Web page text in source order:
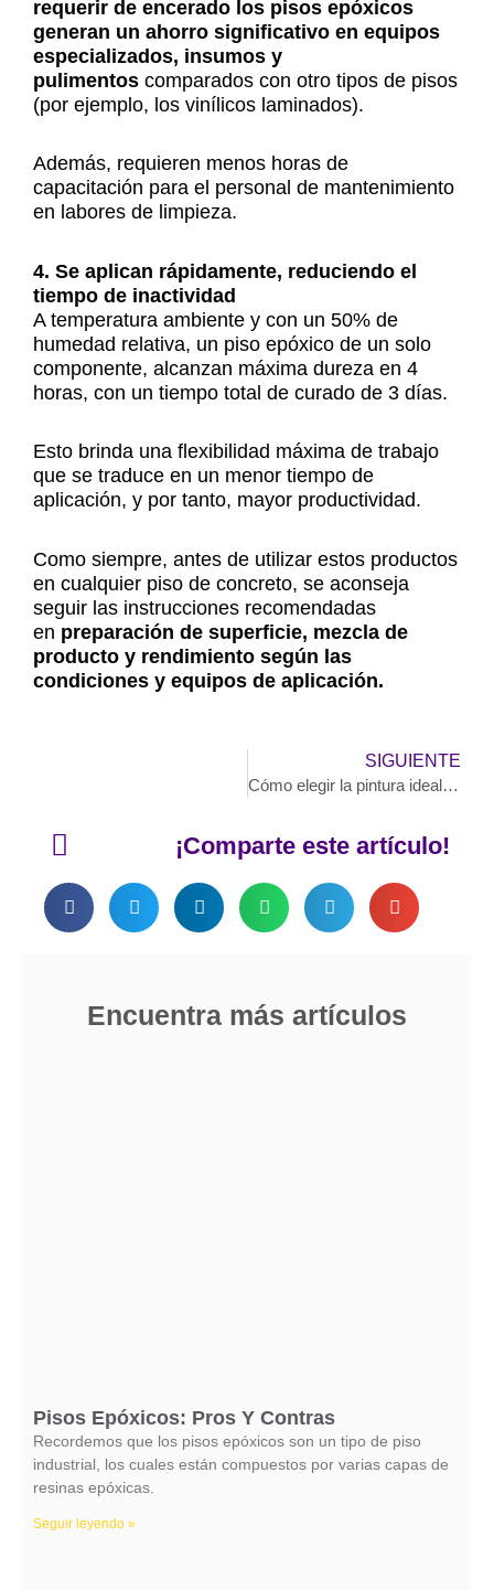
requerir de encerado los pisos epóxicos
generan un ahorro significativo en equipos
especializados, insumos y
pulimentos comparados con otro tipos de pisos
(por ejemplo, los vinílicos laminados).
Además, requieren menos horas de
capacitación para el personal de mantenimiento
en labores de limpieza.
4. Se aplican rápidamente, reduciendo el
tiempo de inactividad
A temperatura ambiente y con un 50% de
humedad relativa, un piso epóxico de un solo
componente, alcanzan máxima dureza en 4
horas, con un tiempo total de curado de 3 días.
Esto brinda una flexibilidad máxima de trabajo
que se traduce en un menor tiempo de
aplicación, y por tanto, mayor productividad.
Como siempre, antes de utilizar estos productos
en cualquier piso de concreto, se aconseja
seguir las instrucciones recomendadas
en preparación de superficie, mezcla de
producto y rendimiento según las
condiciones y equipos de aplicación.
SIGUIENTE
Cómo elegir la pintura ideal para tu hogar
¡Comparte este artículo!
Encuentra más artículos
Pisos Epóxicos: Pros Y Contras
Recordemos que los pisos epóxicos son un tipo de piso
industrial, los cuales están compuestos por varias capas de
resinas epóxicas.
Seguir leyendo »